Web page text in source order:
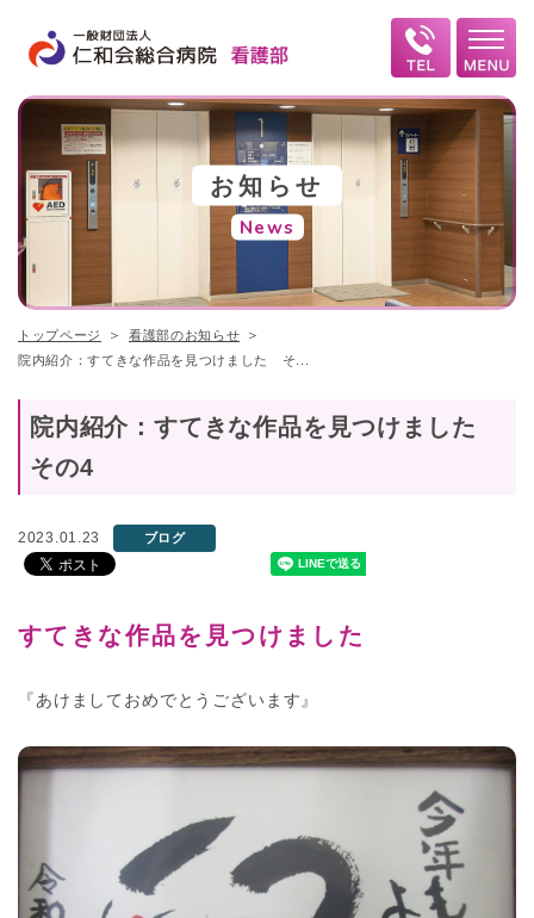
お知らせ
News
トップページ
看護部のお知らせ
院内紹介：すてきな作品を見つけました そ...
院内紹介：すてきな作品を見つけました
その4
2023.01.23 ブログ
すてきな作品を見つけました
『あけましておめでとうございます』